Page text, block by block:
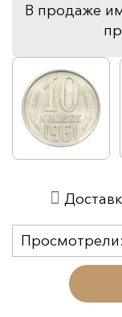
В продаже
Просмотрели: